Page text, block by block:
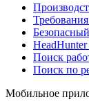
Поиск
Поиск по
Мобильное